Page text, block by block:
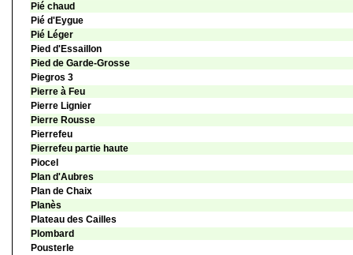
Pié chaud
Pié d'Eygue
Pié Léger
Pied d'Essaillon
Pied de Garde-Grosse
Piegros 3
Pierre à Feu
Pierre Lignier
Pierre Rousse
Pierrefeu
Pierrefeu partie haute
Piocel
Plan d'Aubres
Plan de Chaix
Planès
Plateau des Cailles
Plombard
Pousterle